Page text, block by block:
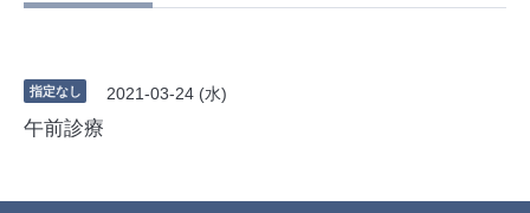
指定なし 2021-03-24 (水)
午前診療